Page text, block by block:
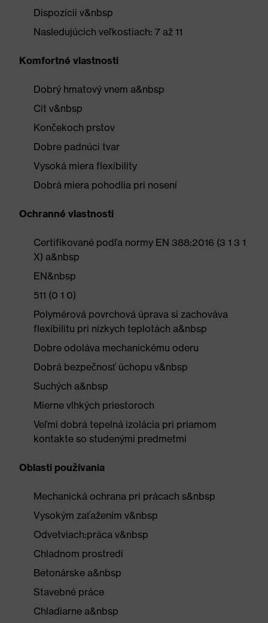
Dispozícii v&nbsp
Nasledujúcich veľkostiach: 7 až 11
Komfortné vlastnosti
Dobrý hmatový vnem a&nbsp
Cit v&nbsp
Končekoch prstov
Dobre padnúci tvar
Vysoká miera flexibility
Dobrá miera pohodlia pri nosení
Ochranné vlastnosti
Certifikované podľa normy EN 388:2016 (3 1 3 1
X) a&nbsp
EN&nbsp
511 (0 1 0)
Polymérová povrchová úprava si zachováva
flexibilitu pri nízkych teplotách a&nbsp
Dobre odoláva mechanickému oderu
Dobrá bezpečnosť úchopu v&nbsp
Suchých a&nbsp
Mierne vlhkých priestoroch
Veľmi dobrá tepelná izolácia pri priamom
kontakte so studenými predmetmi
Oblasti používania
Mechanická ochrana pri prácach s&nbsp
Vysokým zaťažením v&nbsp
Odvetviach:práca v&nbsp
Chladnom prostredí
Betonárske a&nbsp
Stavebné práce
Chladiarne a&nbsp